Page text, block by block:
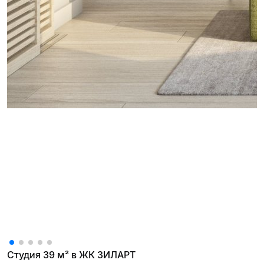
Студия 39 м² в ЖК ЗИЛАРТ